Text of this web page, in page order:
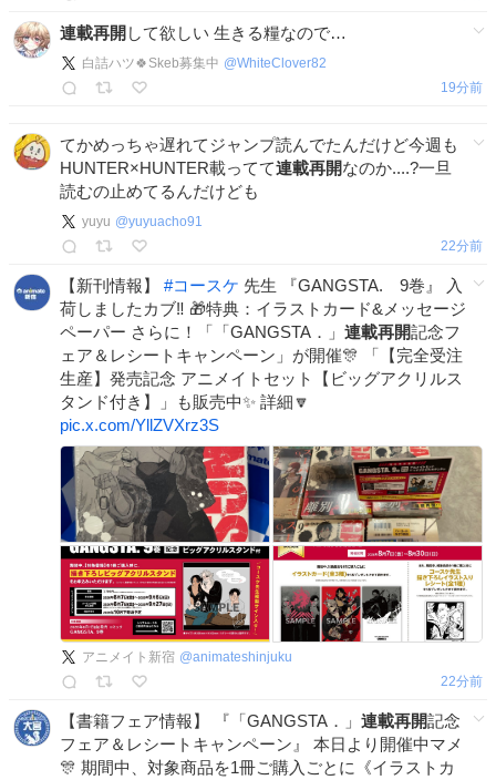
連載再開 して欲しい 生きる糧なので…
白詰ハツ🍀Skeb募集中 @WhiteClover82
19分前
てかめっちゃ遅れてジャンプ読んでたんだけど今週も
HUNTER×HUNTER載ってて連載再開なのか....?一旦
読むの止めてるんだけども
yuyu @yuyuacho91
22分前
【新刊情報】 #コースケ 先生 『GANGSTA. 9巻』 入
荷しましたカブ‼️ 🎁特典：イラストカード&メッセージ
ペーパー さらに！「「GANGSTA．」 連載再開記念フ
ェア＆レシートキャンペーン」が開催🎊 「【完全受注
生産】発売記念 アニメイトセット【ビッグアクリルス
タンド付き】」も販売中✨ 詳細🔽
pic.x.com/YllZVXrz3S
アニメイト新宿 @animateshinjuku
22分前
【書籍フェア情報】 『「GANGSTA．」 連載再開記念
フェア＆レシートキャンペーン』 本日より開催中マメ
🎊 期間中、対象商品を1冊ご購入ごとに《イラストカ